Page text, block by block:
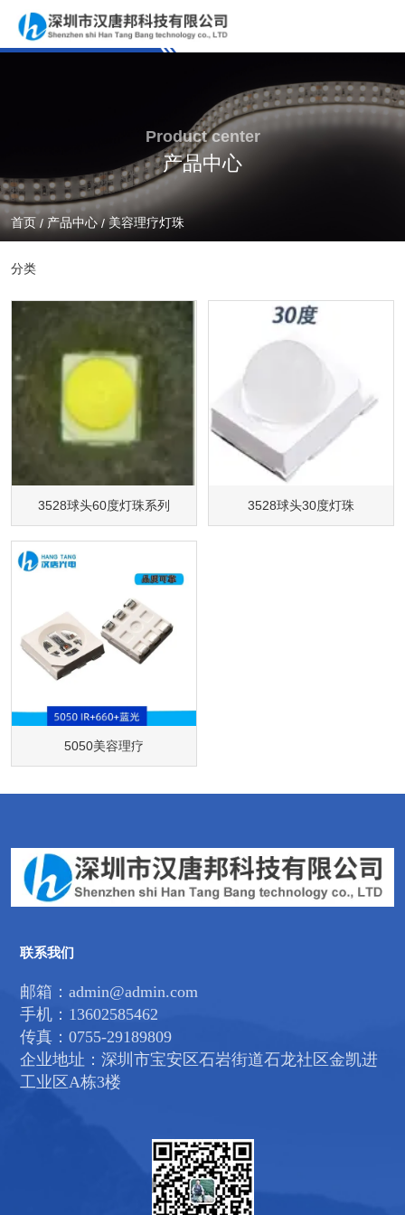
Product center
产品中心
首页 /产品中心 /美容理疗灯珠
分类
3528球头60度灯珠系列 3528球头30度灯珠
5050美容理疗
联系我们
邮箱：admin@admin.com
手机：13602585462
传真：0755-29189809
企业地址：深圳市宝安区石岩街道石龙社区金凯进
工业区A栋3楼